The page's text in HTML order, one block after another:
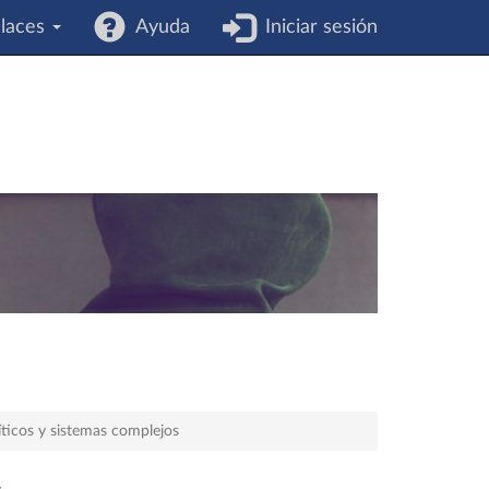
Ayuda Iniciar sesión
y sistemas complejos